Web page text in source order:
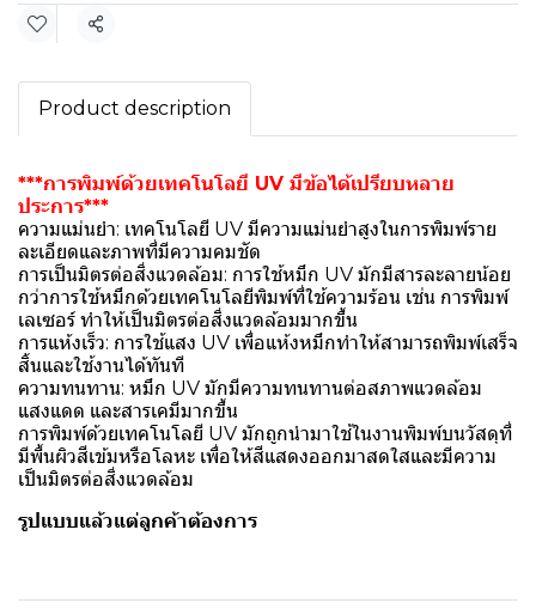
Share
Product description
***การพิมพ์ด้วยเทคโนโลยี UV มีข้อได้เปรียบหลาย
ประการ***
ความแม่นยำ: เทคโนโลยี UV มีความแม่นยำสูงในการพิมพ์ราย
ละเอียดและภาพที่มีความคมชัด
การเป็นมิตรต่อสิ่งแวดล้อม: การใช้หมึก UV มักมีสารละลายน้อย
กว่าการใช้หมึกด้วยเทคโนโลยีพิมพ์ที่ใช้ความร้อน เช่น การพิมพ์
เลเซอร์ ทำให้เป็นมิตรต่อสิ่งแวดล้อมมากขึ้น
การแห้งเร็ว: การใช้แสง UV เพื่อแห้งหมึกทำให้สามารถพิมพ์เสร็จ
สิ้นและใช้งานได้ทันที
ความทนทาน: หมึก UV มักมีความทนทานต่อสภาพแวดล้อม
แสงแดด และสารเคมีมากขึ้น
การพิมพ์ด้วยเทคโนโลยี UV มักถูกนำมาใช้ในงานพิมพ์บนวัสดุที่
มีพื้นผิวสีเข้มหรือโลหะ เพื่อให้สีแสดงออกมาสดใสและมีความ
เป็นมิตรต่อสิ่งแวดล้อม
รูปแบบแล้วแต่ลูกค้าต้องการ